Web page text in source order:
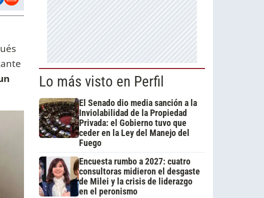
Lo más visto en Perfil
El Senado dio media sanción a la
Inviolabilidad de la Propiedad
Privada: el Gobierno tuvo que
ceder en la Ley del Manejo del
Fuego
Encuesta rumbo a 2027: cuatro
consultoras midieron el desgaste
de Milei y la crisis de liderazgo
en el peronismo